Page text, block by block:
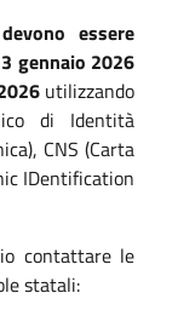
essere
gennaio 2026
utilizzando
di Identità
CNS (Carta
IDentification
contattare le
statali: